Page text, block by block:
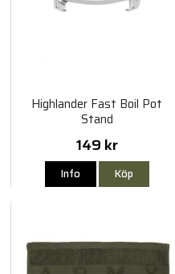
Highlander Fast Boil Pot
Stand
149 kr
Info Köp